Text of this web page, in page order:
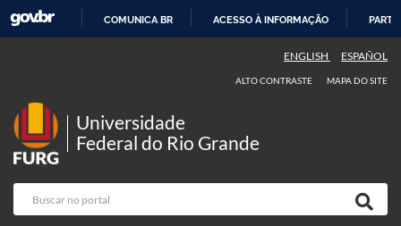
COMUNICA BR ACESSO À INFORMAÇÃO
ENGLISH ESPAÑOL
ALTO CONTRASTE MAPA DO SITE
Universidade
Federal do Rio Grande